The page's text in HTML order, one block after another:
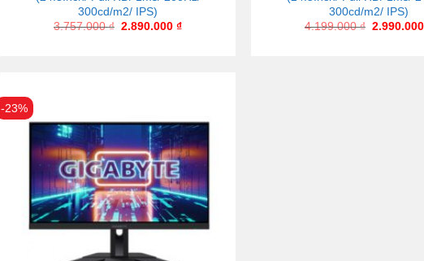
300cd/m2/ IPS)
3.757.000₫ 2.890.000₫
300cd/m2/ IPS)
4.199.000₫
-23%